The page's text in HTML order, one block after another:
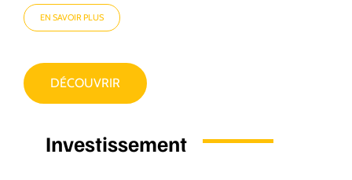
EN SAVOIR PLUS
DÉCOUVRIR
Investissement